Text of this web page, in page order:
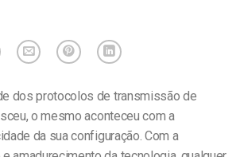
dos protocolos de transmissão de
o mesmo aconteceu com a
da sua configuração. Com a